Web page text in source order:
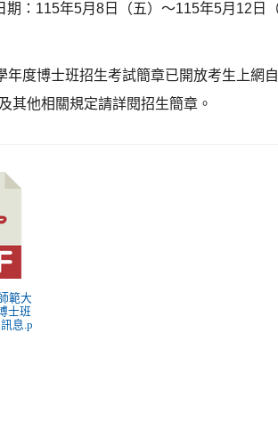
期： 115年5月8 日（五）～115年5月 12 日
年度博士班招生考試簡章已開放考生上網
其他相關規定請詳閱招生簡章。
範大
士班
息.p